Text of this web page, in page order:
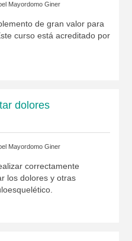
Mayordomo Giner
de gran valor para
curso está acreditado por
dolores
Mayordomo Giner
correctamente
los dolores y otras